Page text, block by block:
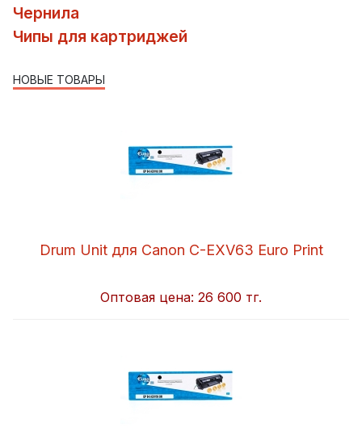
Чернила
Чипы для картриджей
НОВЫЕ ТОВАРЫ
Drum Unit для Canon C-EXV63 Euro Print
Оптовая цена: 26 600 тг.